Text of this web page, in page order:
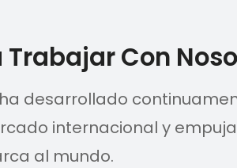
Trabajar Con
desarrollado
internacional y
al mundo.